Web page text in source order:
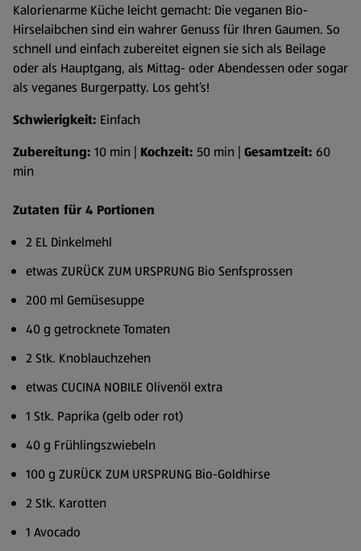
Kalorienarme Küche leicht gemacht: Die veganen Bio-
Hirselaibchen sind ein wahrer Genuss für Ihren Gaumen. So
schnell und einfach zubereitet eignen sie sich als Beilage
oder als Hauptgang, als Mittag- oder Abendessen oder sogar
als veganes Burgerpatty. Los geht’s!
Schwierigkeit: Einfach
Zubereitung: 10 min | Kochzeit: 50 min | Gesamtzeit: 60
min
Zutaten für 4 Portionen
2 EL Dinkelmehl
etwas ZURÜCK ZUM URSPRUNG Bio Senfsprossen
200 ml Gemüsesuppe
40 g getrocknete Tomaten
2 Stk. Knoblauchzehen
etwas CUCINA NOBILE Olivenöl extra
1 Stk. Paprika (gelb oder rot)
40 g Frühlingszwiebeln
100 g ZURÜCK ZUM URSPRUNG Bio-Goldhirse
2 Stk. Karotten
1 Avocado